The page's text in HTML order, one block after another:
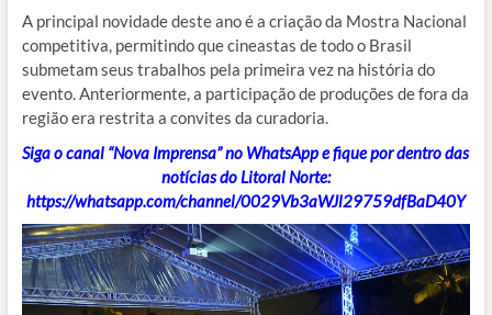
A principal novidade deste ano é a criação da Mostra Nacional
competitiva, permitindo que cineastas de todo o Brasil
submetam seus trabalhos pela primeira vez na história do
evento.Anteriormente, a participação de produções de fora da
região era restrita a convites da curadoria.
Siga o canal “Nova Imprensa” no WhatsApp e fique por dentro das
notícias do Litoral Norte:
https://whatsapp.com/channel/0029Vb3aWJl29759dfBaD40Y